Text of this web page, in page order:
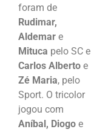
foram de
Rudimar,
Aldemar e
Mituca pelo SC e
Carlos Alberto e
Zé Maria, pelo
Sport. O tricolor
jogou com
Aníbal, Diogo e